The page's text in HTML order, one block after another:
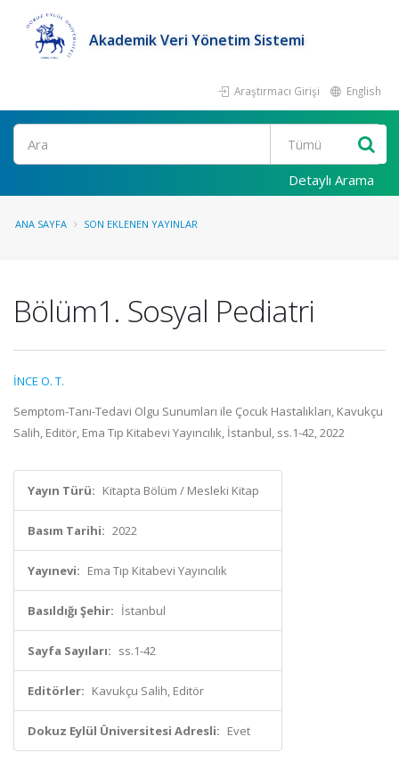
Akademik Veri Yönetim Sistemi
Araştırmacı Girişi English
Ara
Detaylı Arama
ANA SAYFA SON EKLENEN YAYINLAR
Bölüm1. Sosyal Pediatri
İNCE O. T.
Semptom-Tanı-Tedavi Olgu Sunumları ile Çocuk Hastalıkları, Kavukçu
Salih, Editör, Ema Tıp Kitabevi Yayıncılık, İstanbul, ss.1-42, 2022
Yayın Türü: Kitapta Bölüm / Mesleki Kitap
Basım Tarihi: 2022
Yayınevi: Ema Tıp Kitabevi Yayıncılık
Basıldığı Şehir: İstanbul
Sayfa Sayıları: ss.1-42
Editörler: Kavukçu Salih, Editör
Dokuz Eylül Üniversitesi Adresli: Evet